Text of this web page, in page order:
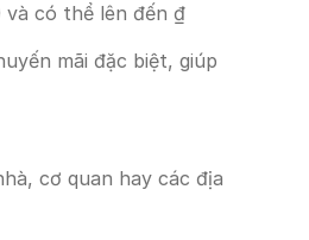
và có thể lên đến ₫
mãi đặc biệt, giúp
cơ quan hay các địa